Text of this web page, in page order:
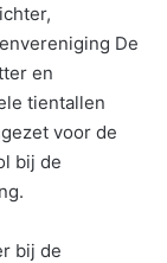
De
en
tientallen
voor de
bij de
bij de